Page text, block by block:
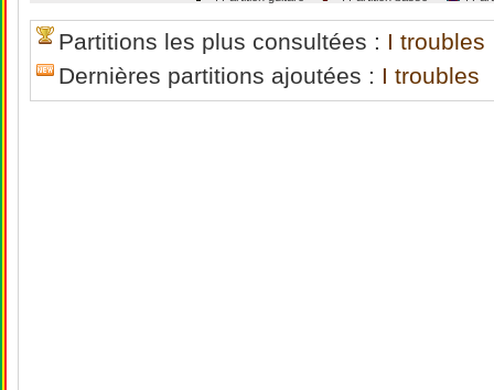
Partitions les plus consultées : I troubles
Dernières partitions ajoutées : I troubles